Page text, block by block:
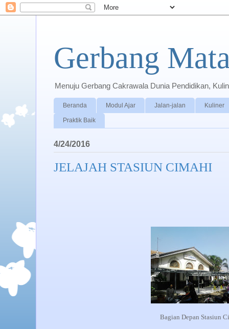
Gerbang
Menuju Gerbang Cakrawala Dunia Pendidikan,
Beranda Modul Ajar Jalan-jalan Kuliner
Praktik Baik
4/24/2016
JELAJAH STASIUN CIMAHI
Bagian Depan Stasiun